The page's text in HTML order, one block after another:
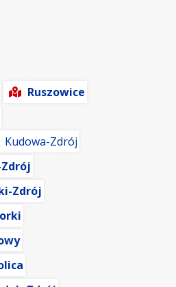
Ruszowice
Kudowa-Zdrój
Zdrój